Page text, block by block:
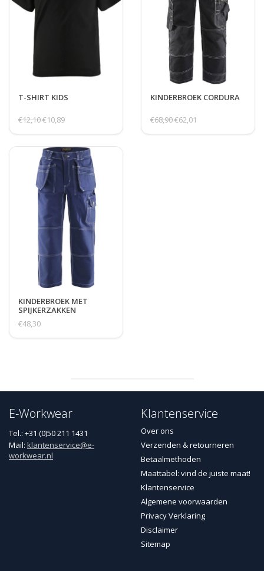
T-SHIRT KIDS
€12,10€10,89
KINDERBROEK CORDURA
€68,90€62,01
KINDERBROEK MET
SPIJKERZAKKEN
€48,30
E-Workwear
Tel.: +31 (0)50 211 1431
Mail: klantenservice@e-
workwear.nl
Klantenservice
Over ons
Verzenden & retourneren
Betaalmethoden
Maattabel: vind de juiste maat!
Klantenservice
Algemene voorwaarden
Privacy Verklaring
Disclaimer
Sitemap